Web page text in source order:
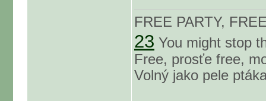
FREE PARTY,
23 You might stop
Free, prosťe free,
Volný jako pele